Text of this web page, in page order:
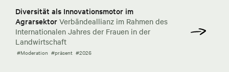
Diversität als Innovationsmotor im
Agrarsektor Verbändeallianz im Rahmen des
Internationalen Jahres der Frauen in der
Landwirtschaft
#Moderation #präsent #2026